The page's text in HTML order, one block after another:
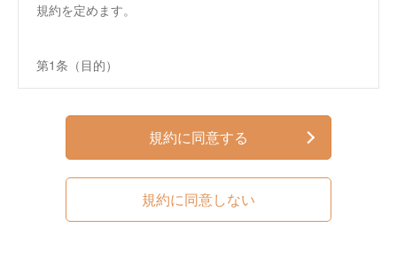
規約を定めます。
第1条（目的）
この規約は、株式会社ＢＳ日テレ（以下、「当社」と
いいます。）が運営する通信販売サイト「BS日テレ
SHOP」（以下、「本サイト」といいます。）におい
て提供するサービス（以下、「本サービス」といいま
この規約は、本サイトへのアクセス、本サービスの閲
覧、本サービスを通じた商品の購入などの利用を行っ
規約に同意する
規約に同意しない